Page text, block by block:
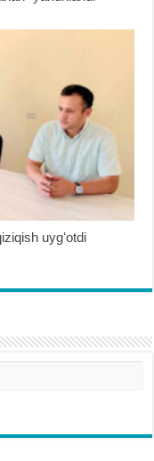
uygʻotdi